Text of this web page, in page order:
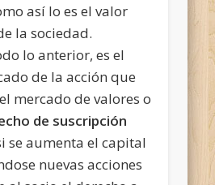
así lo es el valor
la sociedad.
lo anterior, es el
de la acción que
mercado de valores o
de suscripción
se aumenta el capital
nuevas acciones